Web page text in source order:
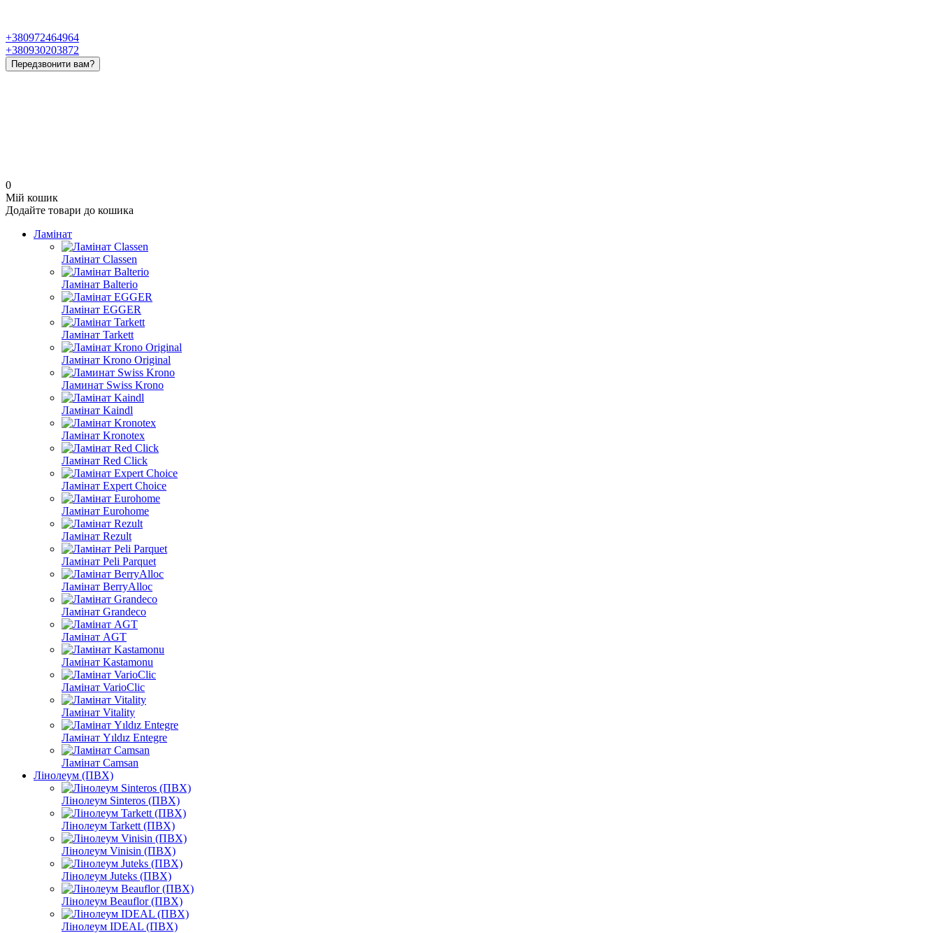
+380972464964
+380930203872
Передзвонити вам?
0
Мій кошик
Додайте товари до кошика
Ламінат
Ламінат Classen
Ламінат Balterio
Ламінат EGGER
Ламінат Tarkett
Ламінат Krono Original
Ламинат Swiss Krono
Ламінат Kaindl
Ламінат Kronotex
Ламінат Red Click
Ламінат Expert Choice
Ламінат Eurohome
Ламінат Rezult
Ламінат Peli Parquet
Ламінат BerryAlloc
Ламінат Grandeco
Ламінат AGT
Ламінат Kastamonu
Ламінат VarioClic
Ламінат Vitality
Ламінат Yıldız Entegre
Ламінат Camsan
Лінолеум (ПВХ)
Лінолеум Sinteros (ПВХ)
Лінолеум Tarkett (ПВХ)
Лінолеум Vinisin (ПВХ)
Лінолеум Juteks (ПВХ)
Лінолеум Beauflor (ПВХ)
Лінолеум IDEAL (ПВХ)